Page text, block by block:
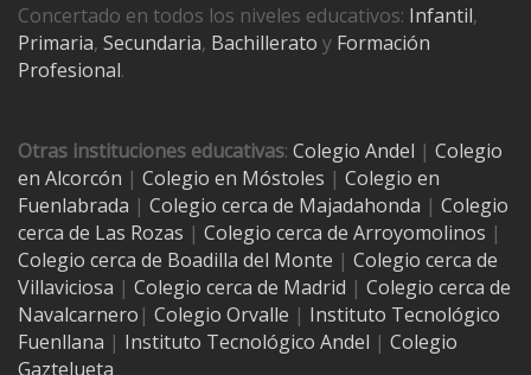
Concertado en todos los niveles educativos: Infantil,
Primaria, Secundaria, Bachillerato y Formación
Profesional.
Otras instituciones educativas: Colegio Andel | Colegio
en Alcorcón | Colegio en Móstoles | Colegio en
Fuenlabrada | Colegio cerca de Majadahonda | Colegio
cerca de Las Rozas | Colegio cerca de Arroyomolinos |
Colegio cerca de Boadilla del Monte | Colegio cerca de
Villaviciosa | Colegio cerca de Madrid | Colegio cerca de
Navalcarnero | Colegio Orvalle | Instituto Tecnológico
Fuenllana | Instituto Tecnológico Andel | Colegio
Gaztelueta